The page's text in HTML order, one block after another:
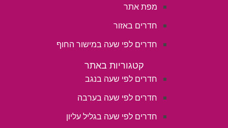
מפת אתר
חדרים באזור
חדרים לפי שעה במישור החוף
קטגוריות באתר
חדרים לפי שעה בנגב
חדרים לפי שעה בערבה
חדרים לפי שעה בגליל עליון